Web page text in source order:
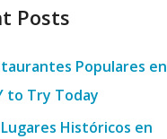
Posts
Populares en
to Try Today
Históricos en